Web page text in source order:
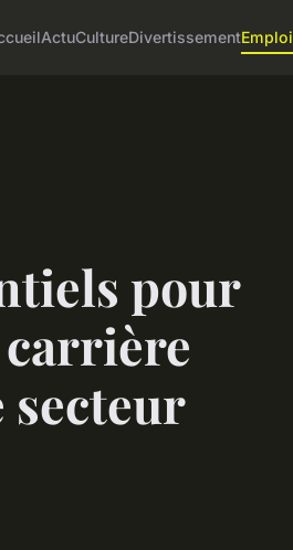
ActuCultureDivertissementEmploi
pour
secteur